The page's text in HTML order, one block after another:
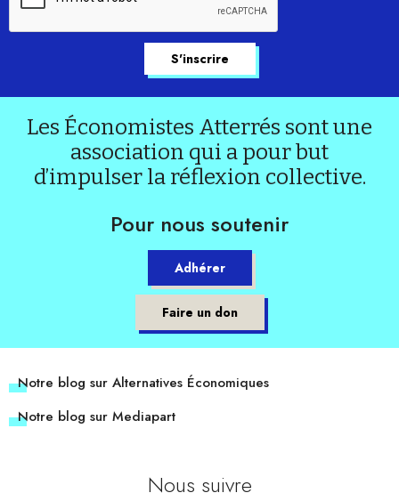
Les Économistes Atterrés sont une
association qui a pour but
d’impulser la réflexion collective.
Pour nous soutenir
Adhérer
Faire un don
Notre blog sur Alternatives Économiques
Notre blog sur Mediapart
Nous suivre